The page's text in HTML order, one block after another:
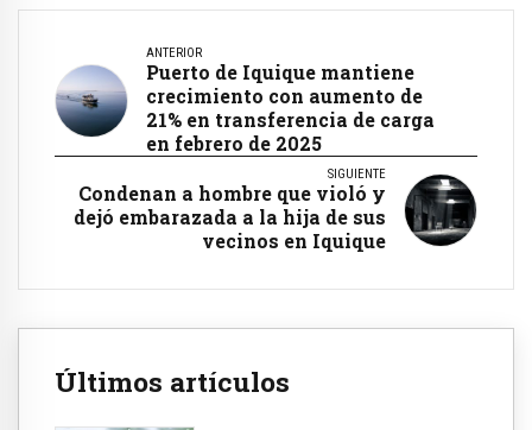
ANTERIOR
Puerto de Iquique mantiene
crecimiento con aumento de
21% en transferencia de carga
en febrero de 2025
SIGUIENTE
Condenan a hombre que violó y
dejó embarazada a la hija de sus
vecinos en Iquique
Últimos artículos